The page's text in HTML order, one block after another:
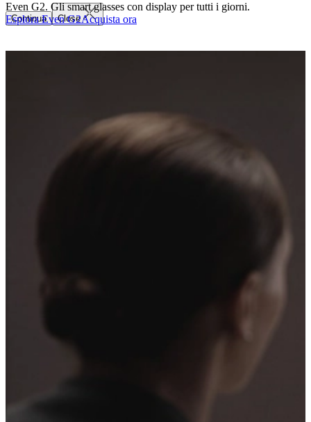
Continua Close
Even G2. Gli smart glasses con display per tutti i giorni.
Esplora Even G2Acquista ora